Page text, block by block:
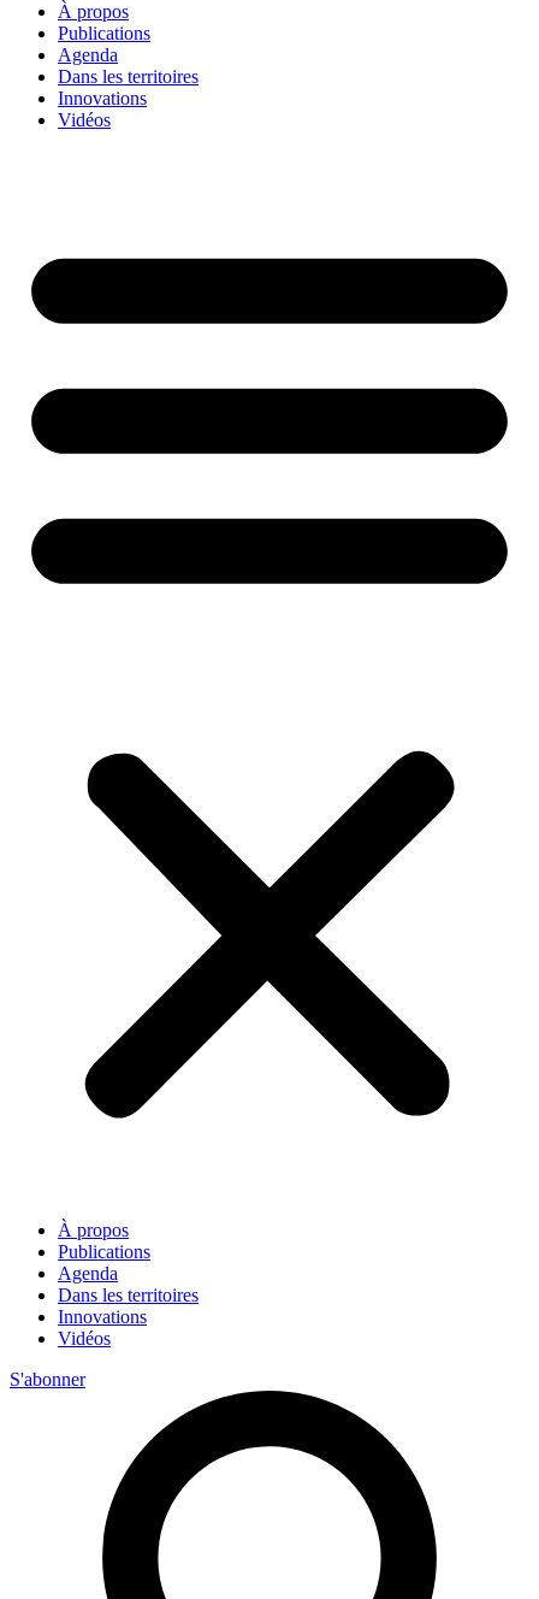
À propos
Publications
Agenda
Dans les territoires
Innovations
Vidéos
À propos
Publications
Agenda
Dans les territoires
Innovations
Vidéos
S'abonner